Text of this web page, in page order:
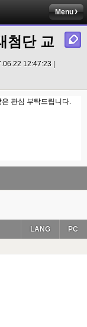
Menu
첨단 교
12:47:23 |
관심 부탁드립니다.
PC
LANG